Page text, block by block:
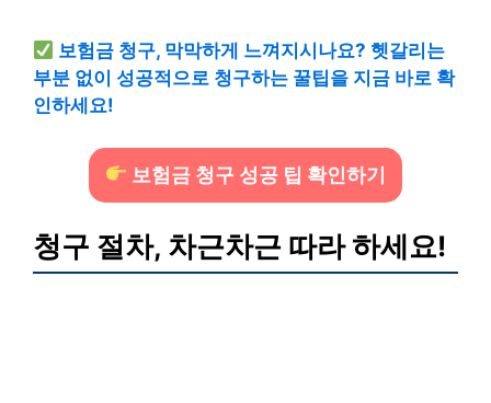
보험금 청구, 막막하게 느껴지시나요? 헷갈리는
부분 없이 성공적으로 청구하는 꿀팁을 지금 바로 확
인하세요!
보험금 청구 성공 팁 확인하기
청구 절차, 차근차근 따라 하세요!